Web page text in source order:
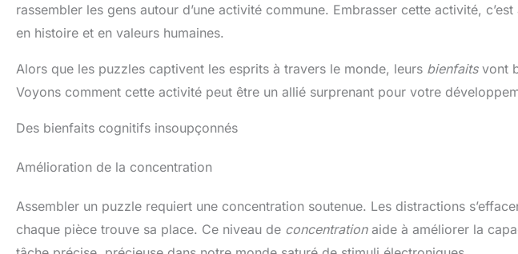
rassembler les gens autour d’une activité commune. Embrasser cette activité,
en histoire et en valeurs humaines.
Alors que les puzzles captivent les esprits à travers le monde, leurs bienfaitsvont
Voyons comment cette activité peut être un allié surprenant pour votre
Des bienfaits cognitifs insoupçonnés
Amélioration de la concentration
Assembler un puzzle requiert une concentration soutenue. Les distractions
chaque pièce trouve sa place. Ce niveau de concentrationaide à améliorer la